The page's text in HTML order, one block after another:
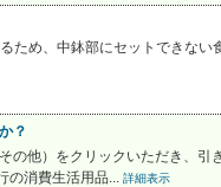
ため、中鉢部にセットできない
？
他）をクリックいただき、引
の消費生活用品... 詳細表示